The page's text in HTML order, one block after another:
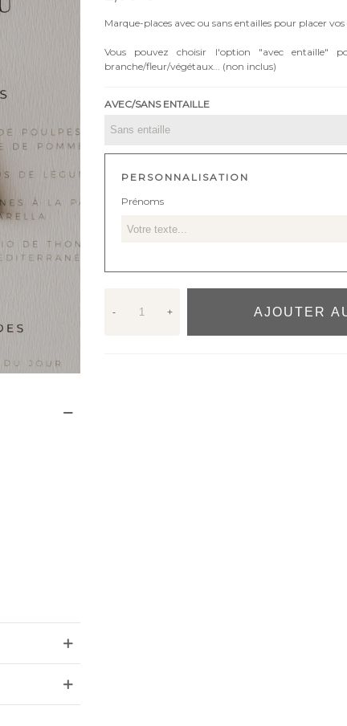
Marque-places avec ou sans entailles pour placer
Vous pouvez choisir l'option "avec entaille"
branche/fleur/végétaux... (non inclus)
AVEC/SANS ENTAILLE
PERSONNALISATION
Prénoms
- + AJOUTER